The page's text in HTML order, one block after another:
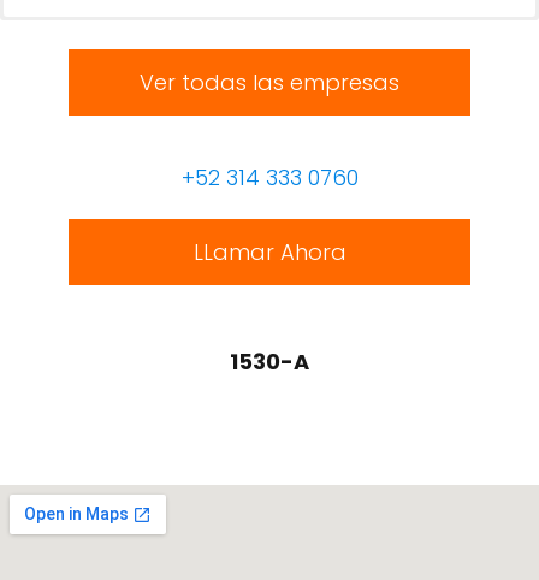
Ver todas las empresas
+52 314 333 0760
LLamar Ahora
1530-A